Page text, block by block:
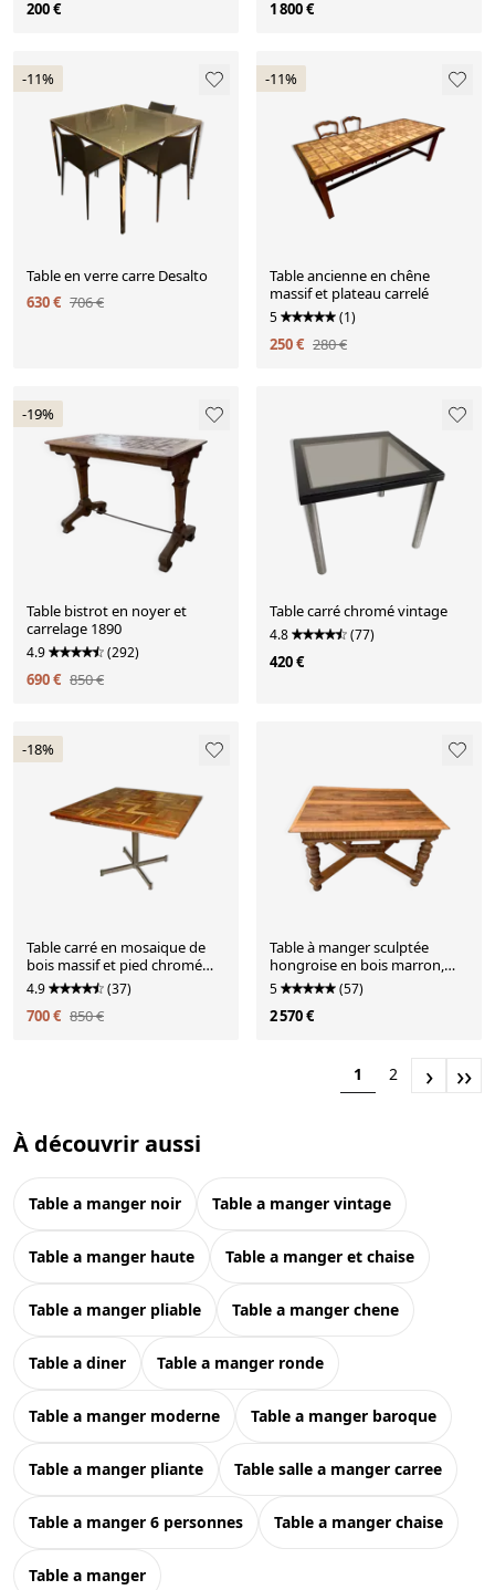
200 € 1 800 €
-11%
Table en verre carre Desalto
630 € 706 €
-11%
Table ancienne en chêne
massif et plateau carrelé
5 (1)
250 € 280 €
-19%
Table bistrot en noyer et
carrelage 1890
4.9 (292)
690 € 850 €
Table carré chromé vintage
4.8 (77)
420 €
-18%
Table carré en mosaique de
bois massif et pied chromé
vers 1970
4.9 (37)
700 € 850 €
Table à manger sculptée
hongroise en bois marron,
vers 1890 — plateau carré,
pieds tournés et croisillons
sculptés
5 (57)
2 570 €
1 2 › ››
À découvrir aussi
table a manger noir table a manger vintage
table a manger haute table a manger et chaise
table a manger pliable table a manger chene
table a diner table a manger ronde
table a manger moderne table a manger baroque
table a manger pliante table salle a manger carree
table a manger 6 personnes table a manger chaise
table a manger